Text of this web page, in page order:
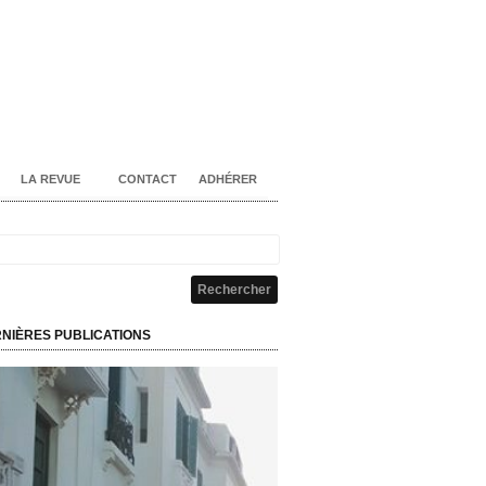
LA REVUE CONTACT ADHÉRER
PUBLICATIONS